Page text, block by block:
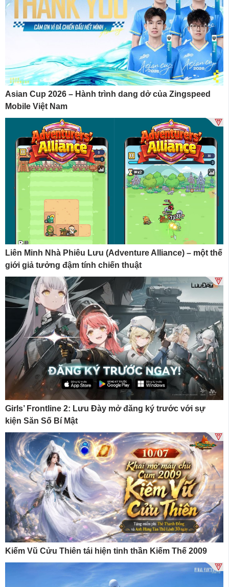
Asian Cup 2026 – Hành trình dang dở của Zingspeed
Mobile Việt Nam
Liên Minh Nhà Phiêu Lưu (Adventure Alliance) – một thế
giới giả tưởng đậm tính chiến thuật
Girls’ Frontline 2: Lưu Đày mở đăng ký trước với sự
kiện Săn Số Bí Mật
Kiếm Vũ Cửu Thiên tái hiện tinh thần Kiếm Thế 2009